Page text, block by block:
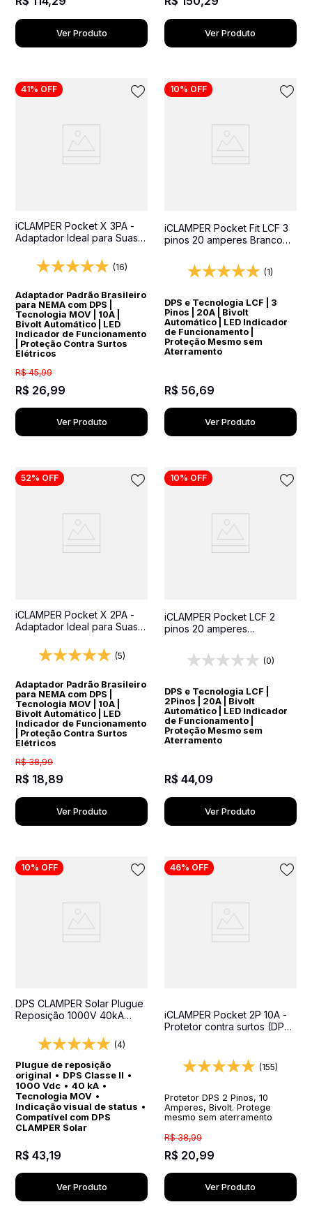
Ver Produto Ver Produto
41% OFF
iCLAMPER Pocket X 3PA -
Adaptador Ideal para Suas
(16)
Adaptador Padrão Brasileiro
para NEMA com DPS |
Tecnologia MOV | 10A |
Bivolt Automático | LED
Indicador de Funcionamento
| Proteção Contra Surtos
Elétricos
R$ 45,99
R$ 26,99
Ver Produto
10% OFF
iCLAMPER Pocket Fit LCF 3
pinos 20 amperes Branco
(1)
DPS e Tecnologia LCF | 3
Pinos | 20A | Bivolt
Automático | LED Indicador
de Funcionamento |
Proteção Mesmo sem
Aterramento
R$ 56,69
Ver Produto
52% OFF
iCLAMPER Pocket X 2PA -
Adaptador Ideal para Suas
(5)
Adaptador Padrão Brasileiro
para NEMA com DPS |
Tecnologia MOV | 10A |
Bivolt Automático | LED
Indicador de Funcionamento
| Proteção Contra Surtos
Elétricos
R$ 38,99
R$ 18,89
Ver Produto
10% OFF
iCLAMPER Pocket LCF 2
pinos 20 amperes
Elétrico DPS Bivolt
(0)
DPS e Tecnologia LCF |
2Pinos | 20A | Bivolt
Automático | LED Indicador
de Funcionamento |
Proteção Mesmo sem
Aterramento
R$ 44,09
Ver Produto
10% OFF
DPS CLAMPER Solar Plugue
Reposição 1000V 40kA
(4)
Plugue de reposição
original • DPS Classe II •
1000 Vdc •40 kA •
Tecnologia MOV •
Indicação visual de status •
Compatível com DPS
CLAMPER Solar
R$ 43,19
Ver Produto
46% OFF
iCLAMPER Pocket 2P 10A -
Protetor contra surtos (DPS)
(155)
Protetor DPS 2 Pinos, 10
Amperes, Bivolt. Protege
mesmo sem aterramento
R$ 38,99
R$ 20,99
Ver Produto